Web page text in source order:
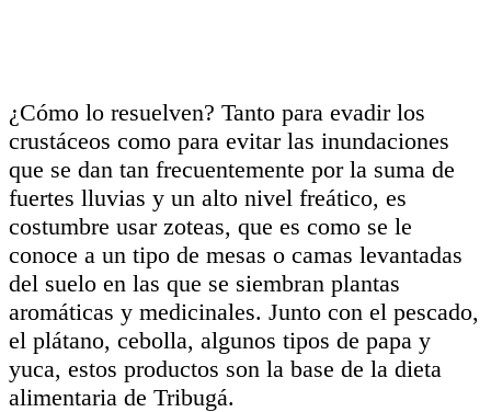
¿Cómo lo resuelven? Tanto para evadir los
crustáceos como para evitar las inundaciones
que se dan tan frecuentemente por la suma de
fuertes lluvias y un alto nivel freático, es
costumbre usar zoteas, que es como se le
conoce a un tipo de mesas o camas levantadas
del suelo en las que se siembran plantas
aromáticas y medicinales. Junto con el pescado,
el plátano, cebolla, algunos tipos de papa y
yuca, estos productos son la base de la dieta
alimentaria de Tribugá.